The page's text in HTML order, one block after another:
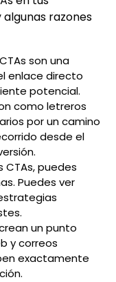
razones
son una
enlace directo
potencial.
como letreros
por un camino
desde el
CTAs, puedes
Puedes ver
un punto
y correos
exactamente